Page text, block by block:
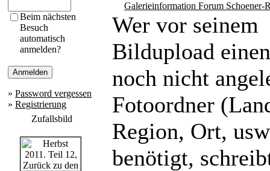
Beim nächsten
Besuch
automatisch
anmelden?
» Password vergessen
» Registrierung
Zufallsbild
Galerieinformation Forum Schoener-
Wer vor seinem
Bildupload
noch nicht
Fotoordner
Region, Ort,
benötigt,